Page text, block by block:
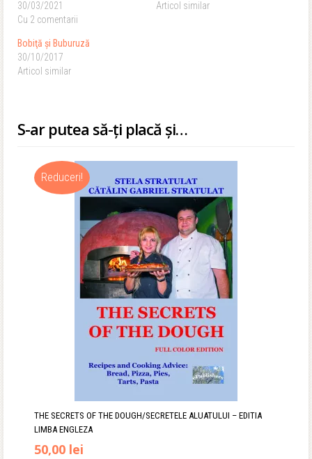
30/03/2021
Cu 2 comentarii
Articol similar
Bobiţă şi Buburuză
30/10/2017
Articol similar
S-ar putea să-ți placă și…
Reduceri!
THE SECRETS OF THE DOUGH/SECRETELE ALUATULUI – EDITIA
LIMBA ENGLEZA
Prețul
50,00 lei